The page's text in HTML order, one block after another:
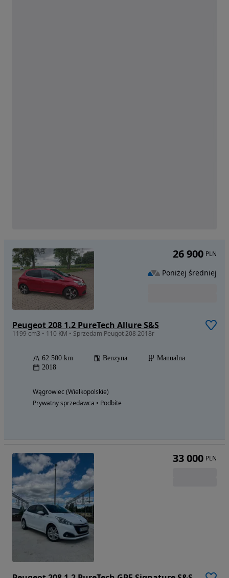
Peugeot 208 1.2 PureTech Allure S&S
1199 cm3 • 110 KM • Sprzedam Peugot 208 2018r
62 500 km Benzyna
Manualna
2018
Wągrowiec (Wielkopolskie)
Prywatny sprzedawca • Podbite
26 900 PLN
Poniżej średniej
33 000 PLN